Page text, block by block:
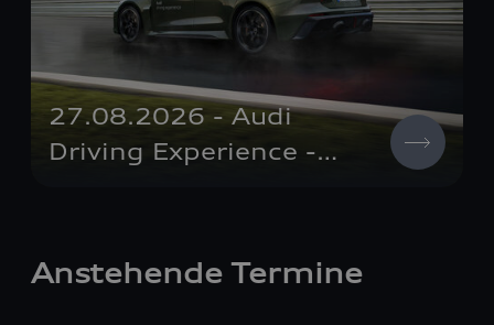
27.08.2026 - Audi
Driving Experience -
Anstehende Termine